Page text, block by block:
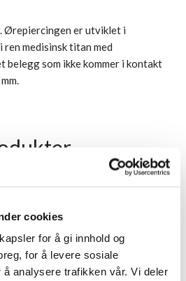
cookies
for å gi innhold og
for å levere sosiale
analysere trafikken vår. Vi deler
Ørepiercingen er utviklet i
ren medisinsk titan med
som ikke kommer i kontakt